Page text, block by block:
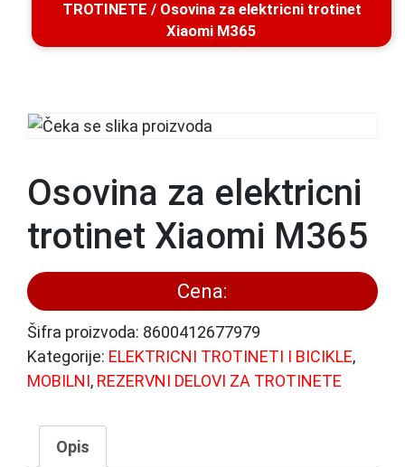
TROTINETE / Osovina za elektricni trotinet
Xiaomi M365
Osovina za elektricni
trotinet Xiaomi M365
Cena:
Šifra proizvoda: 8600412677979
Kategorije: ELEKTRICNI TROTINETI I BICIKLE,
MOBILNI, REZERVNI DELOVI ZA TROTINETE
Opis